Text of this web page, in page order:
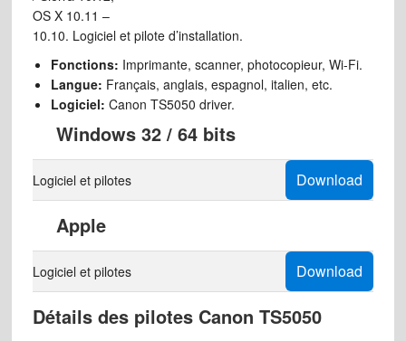
OS X 10.11 –
10.10. Logiciel et pilote d’installation.
Fonctions: Imprimante, scanner, photocopieur, Wi-Fi.
Langue: Français, anglais, espagnol, italien, etc.
Logiciel: Canon TS5050 driver.
Windows 32 / 64 bits
Logiciel et pilotes Download
Apple
Logiciel et pilotes Download
Détails des pilotes Canon TS5050